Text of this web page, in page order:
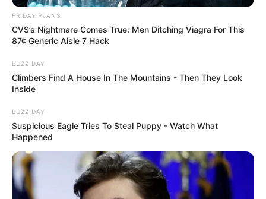
FRIDAY PLANS
CVS’s Nightmare Comes True: Men Ditching Viagra For This
87¢ Generic Aisle 7 Hack
BUZZ DAY
Climbers Find A House In The Mountains - Then They Look
Inside
BUZZ DAY
Suspicious Eagle Tries To Steal Puppy - Watch What
Happened